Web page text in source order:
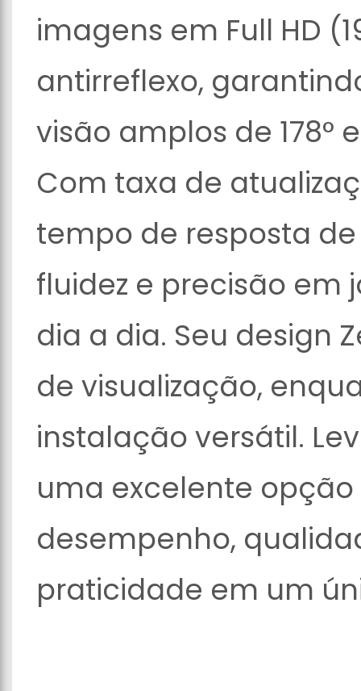
imagens em Full HD
antirreflexo,
visão amplos de 178°
Com taxa de
tempo de resposta de
fluidez e precisão em
dia a dia. Seu design
de visualização,
instalação versátil.
uma excelente
desempenho,
praticidade em um